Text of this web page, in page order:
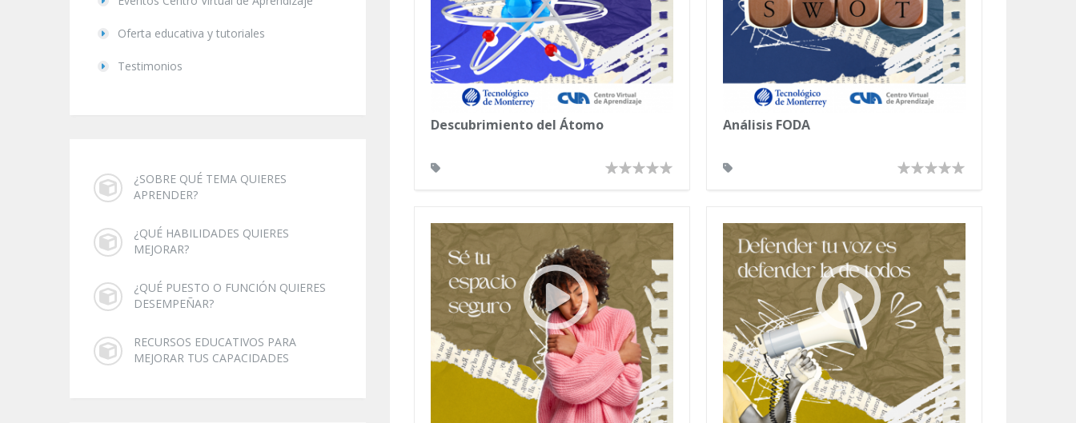
Oferta educativa y tutoriales
Testimonios
¿SOBRE QUÉ TEMA QUIERES
APRENDER?
¿QUÉ HABILIDADES QUIERES
MEJORAR?
¿QUÉ PUESTO O FUNCIÓN QUIERES
DESEMPEÑAR?
RECURSOS EDUCATIVOS PARA
MEJORAR TUS CAPACIDADES
Descubrimiento del Átomo Análisis FODA